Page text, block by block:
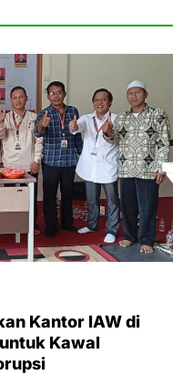
Kantor IAW di
Kawal